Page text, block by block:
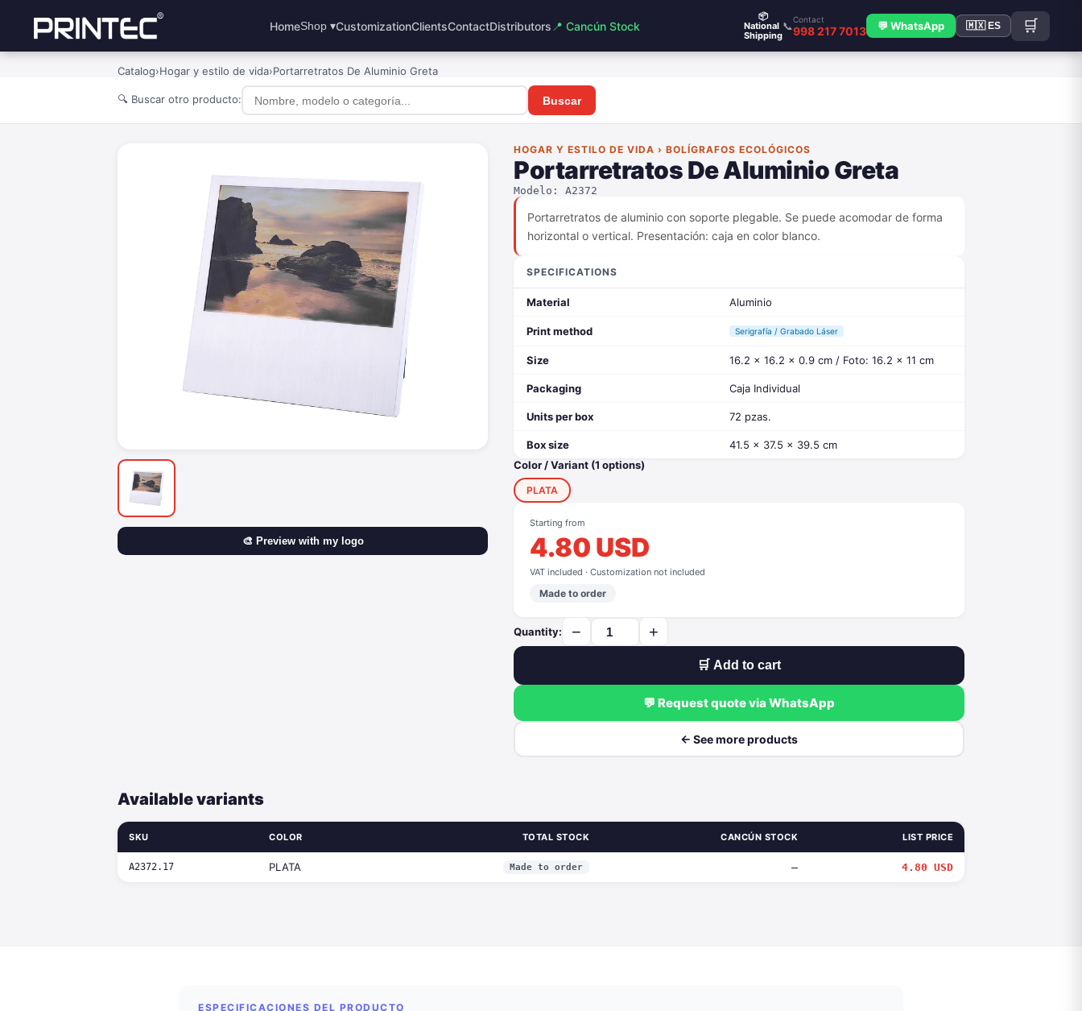
HomeShop ▾CustomizationClientsContactDistributors 📍 Cancún Stock
📦
National
Shipping
📞
Contact
998 217 7013 💬 WhatsApp 🇲🇽 ES 🛒
Catalog›Hogar y estilo de vida›Portarretratos De Aluminio Greta
🔍 Buscar otro producto: Buscar
🎨 Preview with my logo
HOGAR Y ESTILO DE VIDA › BOLÍGRAFOS ECOLÓGICOS
Portarretratos De Aluminio Greta
Modelo: A2372
Portarretratos de aluminio con soporte plegable. Se puede acomodar de forma
horizontal o vertical. Presentación: caja en color blanco.
SPECIFICATIONS
Material Aluminio
Print method Serigrafía / Grabado Láser
Size 16.2 x 16.2 x 0.9 cm / Foto: 16.2 x 11 cm
Packaging Caja Individual
Units per box 72 pzas.
Box size
41.5 x 37.5 x 39.5 cm
Color / Variant (1 options)
PLATA
Starting from
4.80 USD
VAT included · Customization not included
Made to order
Quantity: − +
🛒 Add to cart
💬 Request quote via WhatsApp
← See more products
Available variants
SKU COLOR TOTAL STOCK CANCÚN STOCK LIST PRICE
A2372.17 PLATA Made to order — 4.80 USD
ESPECIFICACIONES DEL PRODUCTO